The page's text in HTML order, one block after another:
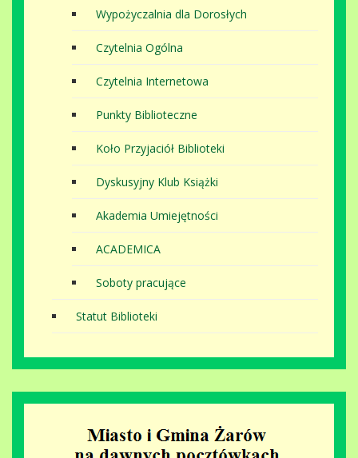
Wypożyczalnia dla Dorosłych
Czytelnia Ogólna
Czytelnia Internetowa
Punkty Biblioteczne
Koło Przyjaciół Biblioteki
Dyskusyjny Klub Książki
Akademia Umiejętności
ACADEMICA
Soboty pracujące
Statut Biblioteki